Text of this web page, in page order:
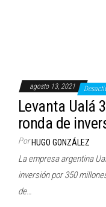
agosto 13, 2021
Levanta Ualá
ronda de
Por HUGO GONZÁLEZ
La empresa argentina
inversión por 350
de…